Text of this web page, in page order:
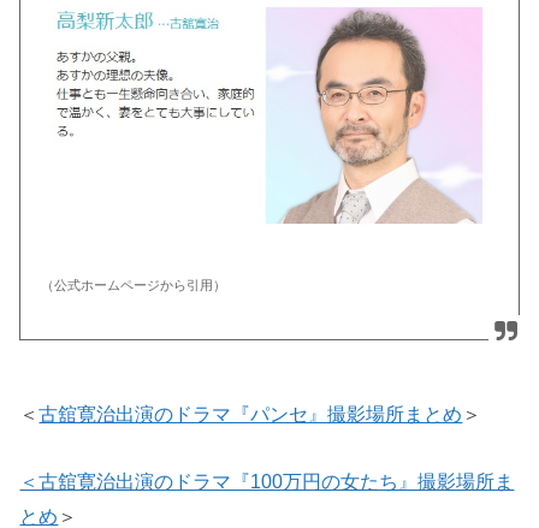
（公式ホームページから引用）
＜古舘寛治出演のドラマ『パンセ』撮影場所まとめ ＞
＜古舘寛治出演のドラマ『100万円の女たち』撮影場所ま
とめ ＞